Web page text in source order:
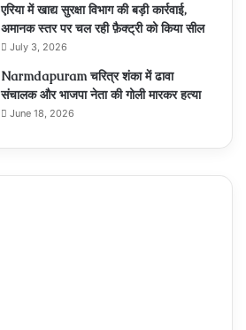
एरिया में खाद्य सुरक्षा विभाग की बड़ी कार्रवाई,
अमानक स्तर पर चल रही फ़ैक्ट्री को किया सील
July 3, 2026
Narmdapuram चरित्र शंका में ढावा
संचालक और भाजपा नेता की गोली मारकर हत्या
June 18, 2026